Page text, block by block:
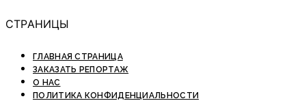
СТРАНИЦЫ
ГЛАВНАЯ СТРАНИЦА
ЗАКАЗАТЬ РЕПОРТАЖ
О НАС
ПОЛИТИКА КОНФИДЕНЦИАЛЬНОСТИ